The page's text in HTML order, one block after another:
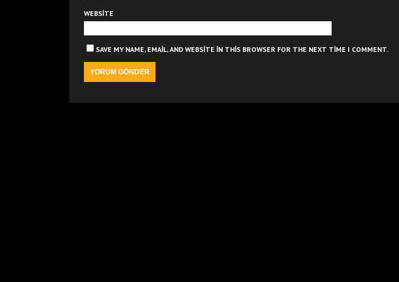
WEBSITE
SAVE MY NAME, EMAIL, AND WEBSITE IN THIS BROWSER FOR THE NEXT TIME I COMMENT.